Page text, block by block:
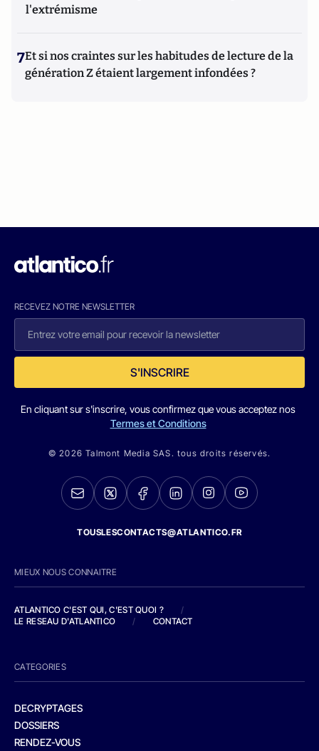
l'extrémisme
7Et si nos craintes sur les habitudes de lecture de la
génération Z étaient largement infondées ?
RECEVEZ NOTRE NEWSLETTER
S'INSCRIRE
En cliquant sur s'inscrire, vous confirmez que vous acceptez nos
Termes et Conditions
© 2026 Talmont Media SAS. tous droits réservés.
TOUSLESCONTACTS@ATLANTICO.FR
MIEUX NOUS CONNAITRE
ATLANTICO C'EST QUI, C'EST QUOI ?
/
LE RESEAU D'ATLANTICO
/ CONTACT
CATEGORIES
DECRYPTAGES
DOSSIERS
RENDEZ-VOUS